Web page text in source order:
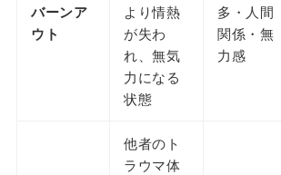
バーンア
ウト
より情熱
が失わ
れ、無気
力になる
状態
多・人間
関係・無
力感
他者のト
ラウマ体